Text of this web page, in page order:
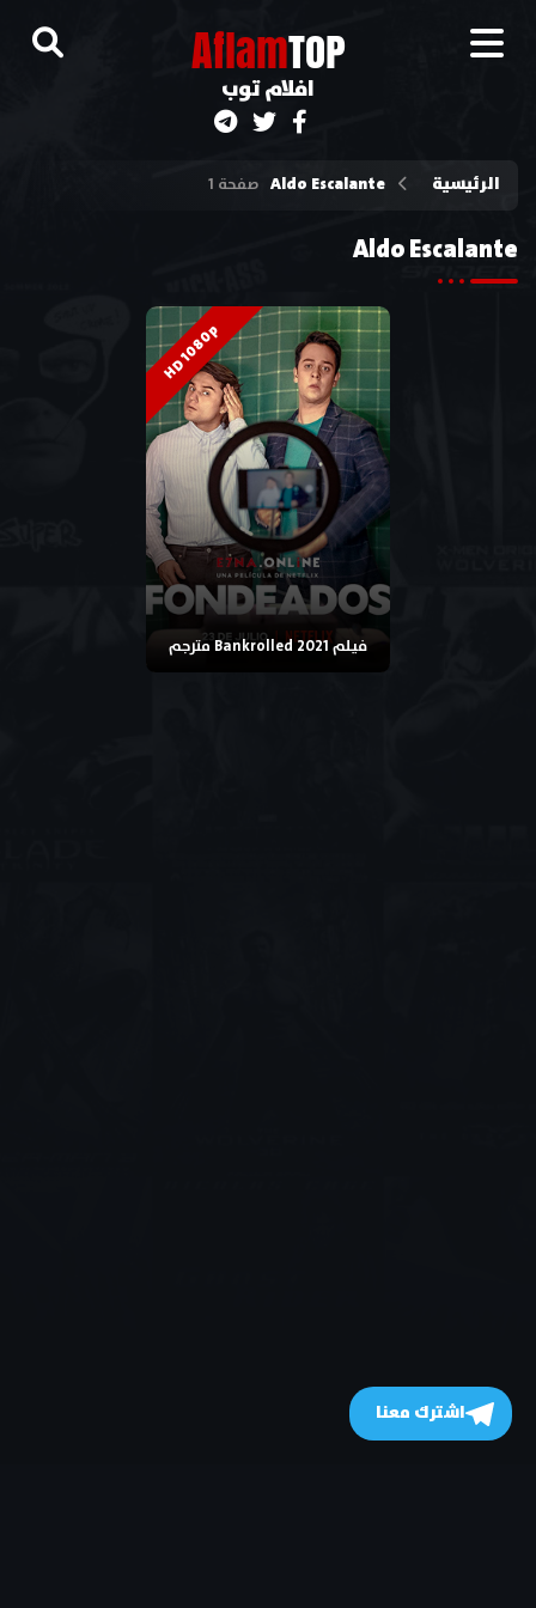
AflamTOP
افلام توب
الرئيسية Aldo Escalante صفحة 1
Aldo Escalante
HD 1080p
فيلم Bankrolled 2021 مترجم
اشترك معنا